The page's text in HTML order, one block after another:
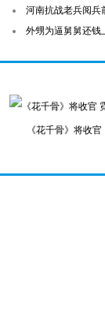
河南抗战老兵阅兵
外甥为逼舅舅还钱
《花千骨》将收官